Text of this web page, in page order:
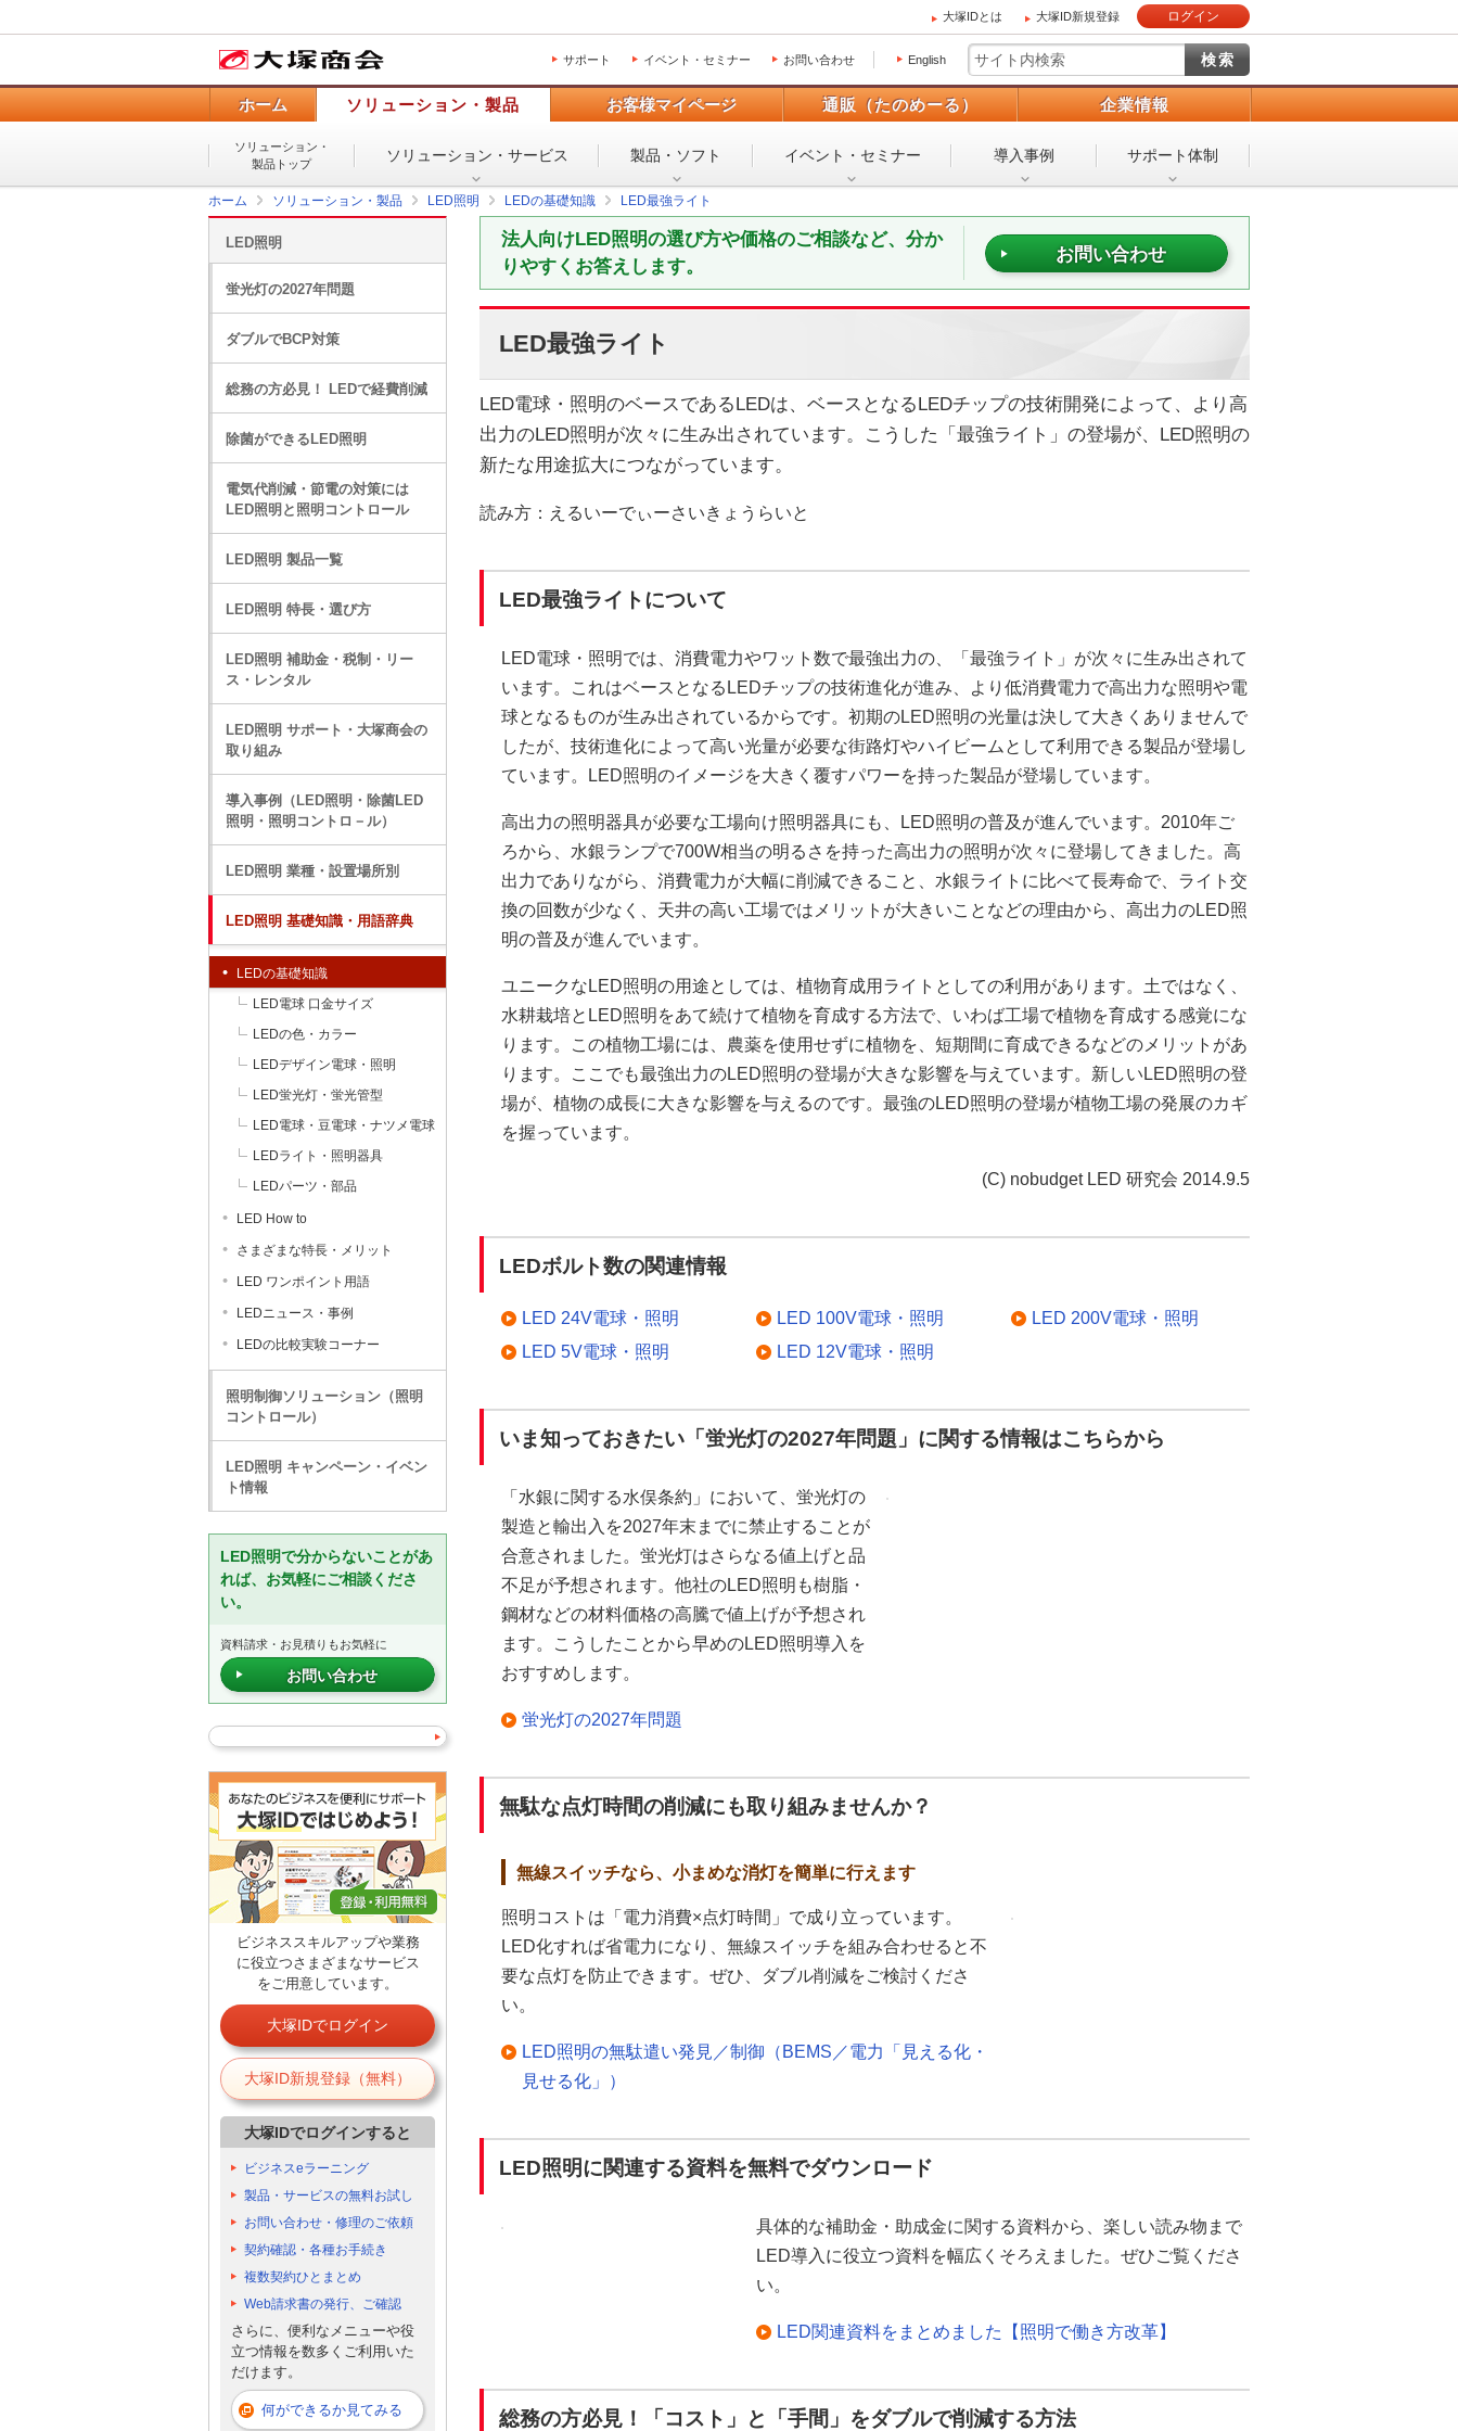
大塚IDとは 大塚ID新規登録 ログイン
サポート イベント・セミナー お問い合わせ English
ホーム ソリューション・製品 お客様マイページ 通販（たのめーる） 企業情報
ソリューション・
製品トップ
ソリューション・ サービス 製品・ソフト イベント・ セミナー 導入事例 サポート体制
ホーム ソリューション・製品 LED照明 LEDの基礎知識 LED最強ライト
法人向けLED照明の選び方や価格のご相談など、分か
りやすくお答えします。
お問い合わせ
LED最強ライト
LED電球・照明のベースであるLEDは、ベースとなるLEDチップの技術開発によって、より高
出力のLED照明が次々に生み出されています。こうした「最強ライト」の登場が、LED照明の
新たな用途拡大につながっています。
読み方：えるいーでぃーさいきょうらいと
LED最強ライトについて
LED電球・照明では、消費電力やワット数で最強出力の、「最強ライト」が次々に生み出されて
います。これはベースとなるLEDチップの技術進化が進み、より低消費電力で高出力な照明や電
球となるものが生み出されているからです。初期のLED照明の光量は決して大きくありませんで
したが、技術進化によって高い光量が必要な街路灯やハイビームとして利用できる製品が登場し
ています。LED照明のイメージを大きく覆すパワーを持った製品が登場しています。
高出力の照明器具が必要な工場向け照明器具にも、LED照明の普及が進んでいます。2010年ご
ろから、水銀ランプで700W相当の明るさを持った高出力の照明が次々に登場してきました。高
出力でありながら、消費電力が大幅に削減できること、水銀ライトに比べて長寿命で、ライト交
換の回数が少なく、天井の高い工場ではメリットが大きいことなどの理由から、高出力のLED照
明の普及が進んでいます。
ユニークなLED照明の用途としては、植物育成用ライトとしての利用があります。土ではなく、
水耕栽培とLED照明をあて続けて植物を育成する方法で、いわば工場で植物を育成する感覚にな
ります。この植物工場には、農薬を使用せずに植物を、短期間に育成できるなどのメリットがあ
ります。ここでも最強出力のLED照明の登場が大きな影響を与えています。新しいLED照明の登
場が、植物の成長に大きな影響を与えるのです。最強のLED照明の登場が植物工場の発展のカギ
を握っています。
(C) nobudget LED 研究会 2014.9.5
LEDボルト数の関連情報
LED 24V電球・照明
LED 5V電球・照明
LED 100V電球・照明
LED 12V電球・照明
LED 200V電球・照明
いま知っておきたい「蛍光灯の2027年問題」に関する情報はこちらから
「水銀に関する水俣条約」において、蛍光灯の
製造と輸出入を2027年末までに禁止することが
合意されました。蛍光灯はさらなる値上げと品
不足が予想されます。他社のLED照明も樹脂・
鋼材などの材料価格の高騰で値上げが予想され
ます。こうしたことから早めのLED照明導入を
おすすめします。
蛍光灯の2027年問題
無駄な点灯時間の削減にも取り組みませんか？
無線スイッチなら、小まめな消灯を簡単に行えます
照明コストは「電力消費×点灯時間」で成り立っています。
LED化すれば省電力になり、無線スイッチを組み合わせると不
要な点灯を防止できます。ぜひ、ダブル削減をご検討くださ
い。
LED照明の無駄遣い発見／制御（BEMS／電力「見える化・
見せる化」）
LED照明に関連する資料を無料でダウンロード
具体的な補助金・助成金に関する資料から、楽しい読み物まで
LED導入に役立つ資料を幅広くそろえました。ぜひご覧くださ
い。
LED関連資料をまとめました【照明で働き方改革】
総務の方必見！「コスト」と「手間」をダブルで削減する方法
LED照明
蛍光灯の2027年問題
ダブルでBCP対策
総務の方必見！ LEDで経費削減
除菌ができるLED照明
電気代削減・節電の対策には
LED照明と照明コントロール
LED照明 製品一覧
LED照明 特長・選び方
LED照明 補助金・税制・リー
ス・レンタル
LED照明 サポート・大塚商会の
取り組み
導入事例（LED照明・除菌LED
照明・照明コントロ－ル）
LED照明 業種・設置場所別
LED照明 基礎知識・用語辞典
LEDの基礎知識
LED電球 口金サイズ
LEDの色・カラー
LEDデザイン電球・照明
LED蛍光灯・蛍光管型
LED電球・豆電球・ナツメ電球
LEDライト・照明器具
LEDパーツ・部品
LED How to
さまざまな特長・メリット
LED ワンポイント用語
LEDニュース・事例
LEDの比較実験コーナー
照明制御ソリューション（照明
コントロール）
LED照明 キャンペーン・イベン
ト情報
LED照明で分からないことがあ
れば、お気軽にご相談くださ
い。
資料請求・お見積りもお気軽に
お問い合わせ
ビジネススキルアップや業務
に役立つさまざまなサービス
をご用意しています。
大塚IDでログイン
大塚ID新規登録（無料）
大塚IDでログインすると
ビジネスeラーニング
製品・サービスの無料お試し
お問い合わせ・修理のご依頼
契約確認・各種お手続き
複数契約ひとまとめ
Web請求書の発行、ご確認
さらに、便利なメニューや役
立つ情報を数多くご利用いた
だけます。
何ができるか見てみる